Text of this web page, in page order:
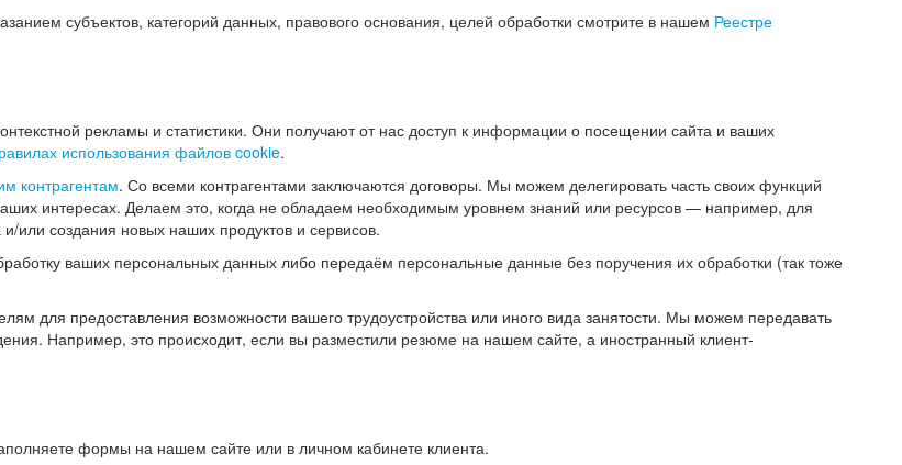
субъектов, категорий данных, правового основания, целей обработки смотрите в нашем Реестре
рекламы и статистики. Они получают от нас доступ к информации о посещении сайта и ваших
использования файлов cookie.
контрагентам. Со всеми контрагентами заключаются договоры. Мы можем делегировать часть своих функций
интересах. Делаем это, когда не обладаем необходимым уровнем знаний или ресурсов — например, для
или создания новых наших продуктов и сервисов.
ваших персональных данных либо передаём персональные данные без поручения их обработки (так тоже
для предоставления возможности вашего трудоустройства или иного вида занятости. Мы можем передавать
Например, это происходит, если вы разместили резюме на нашем сайте, а иностранный клиент-
формы на нашем сайте или в личном кабинете клиента.